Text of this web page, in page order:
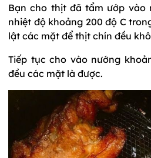
Bạn cho thịt đã tẩm ướp vào
nhiệt độ khoảng 200 độ C
lật các mặt để thịt chín đều
Tiếp tục cho vào nướng
đều các mặt là được.